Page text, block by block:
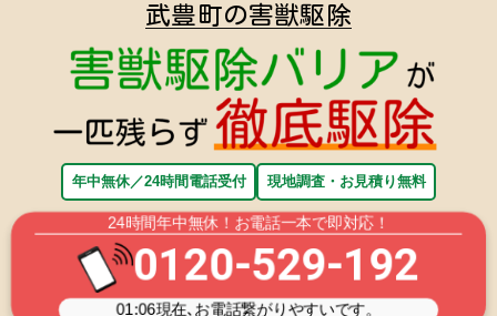
武豊町の害獣駆除
年中無休／24時間電話受付 現地調査・お見積り無料
24時間年中無休！お電話一本で即対応！
0120-529-192
01:06現在､お電話繋がりやすいです。